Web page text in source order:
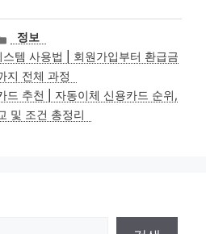
카
테
고
리
정보
템 사용법 | 회원가입부터 환급금
지 전체 과정
드 추천 | 자동이체 신용카드 순위,
및 조건 총정리